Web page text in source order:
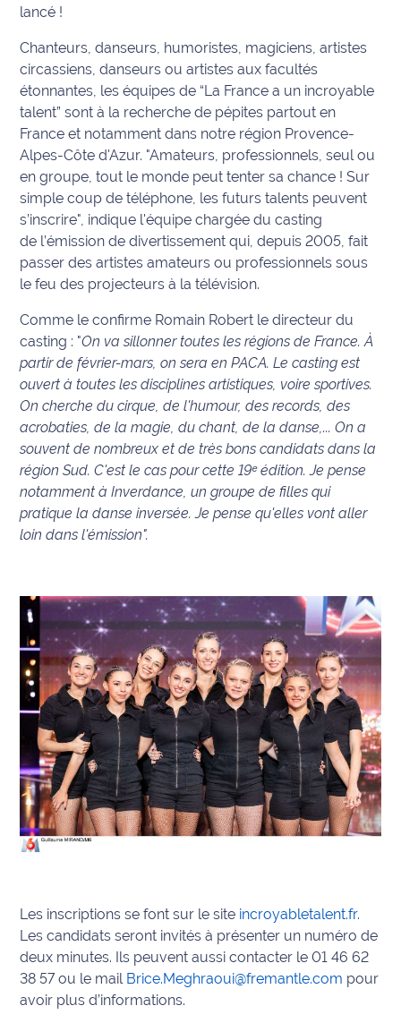
Météo
Politique
Santé
Social
Transport
National
International
Défense
Municipales
2026
Contenus
Partenaires
L'invité(e)
de la
Coup de
coeur
Maritima
Fil
rouge
Maritima
L'anecdote
de Jeff
C'est
mon
Coachs
Maritima
Bon
plan
lancé !
Chanteurs, danseurs, humoristes, magiciens, artistes
circassiens, danseurs ou artistes aux facultés
étonnantes, les équipes de “La France a un incroyable
talent” sont à la recherche de pépites partout en
France et notamment dans notre région Provence-
Alpes-Côte d'Azur. "Amateurs, professionnels, seul ou
en groupe, tout le monde peut tenter sa chance ! Sur
simple coup de téléphone, les futurs talents peuvent
s’inscrire", indique l'équipe chargée du casting
de l’émission de divertissement qui, depuis 2005, fait
passer des artistes amateurs ou professionnels sous
le feu des projecteurs à la télévision.
Comme le confirme Romain Robert le directeur du
casting : "On va sillonner toutes les régions de France. À
partir de février-mars, on sera en PACA. Le casting est
ouvert à toutes les disciplines artistiques, voire sportives.
On cherche du cirque, de l'humour, des records, des
acrobaties, de la magie, du chant, de la danse,... On a
souvent de nombreux et de très bons candidats dans la
région Sud. C'est le cas pour cette 19ᵉ édition. Je pense
notamment à Inverdance, un groupe de filles qui
pratique la danse inversée. Je pense qu'elles vont aller
loin dans l'émission".
Les inscriptions se font sur le site incroyabletalent.fr.
Les candidats seront invités à présenter un numéro de
deux minutes. Ils peuvent aussi contacter le 01 46 62
38 57 ou le mail Brice.Meghraoui@fremantle.com pour
avoir plus d’informations.